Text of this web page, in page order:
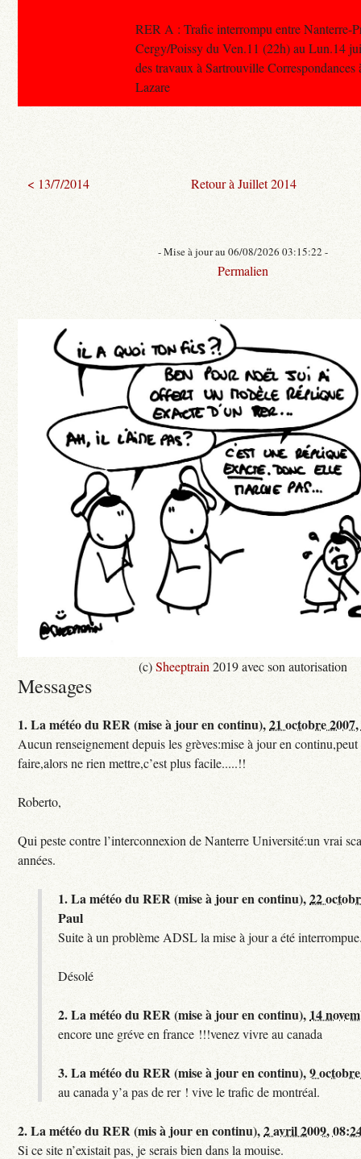
RER A : Trafic interrompu entre Nanterre-
Cergy/Poissy du Ven.11 (22h) au Lun.14
des travaux à Sartrouville Correspondances
Lazare
< 13/7/2014 Retour à Juillet 2014
- Mise à jour au 06/08/2026 03:15:22 -
Permalien
(c)Sheeptrain 2019 avec son autorisation
Messages
1.La météo du RER (mise à jour en continu),21 octobre
Aucun renseignement depuis les grèves:mise à jour en
faire,alors ne rien mettre,c’est plus facile.....!!
Roberto,
Qui peste contre l’interconnexion de Nanterre Université:un vrai
années.
1.La météo du RER (mise à jour en continu),22
Paul
Suite à un problème ADSL la mise à jour a été
Désolé
2.La météo du RER (mise à jour en continu), 14
encore une gréve en france !!!venez vivre au canada
3.La météo du RER (mise à jour en continu),9
au canada y’a pas de rer ! vive le trafic de montréal.
2.La météo du RER (mis à jour en continu),2 avril 2009,
Si ce site n’existait pas, je serais bien dans la mouise.